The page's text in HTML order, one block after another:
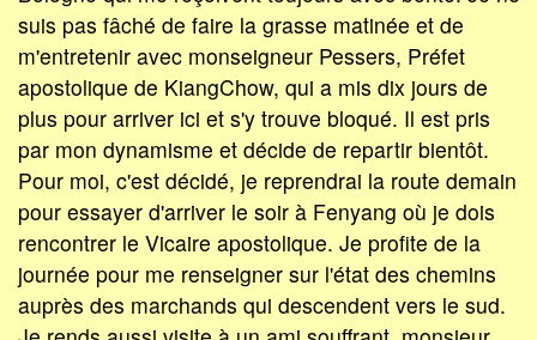
suis pas fâché de faire la grasse matinée et de
m'entretenir avec monseigneur Pessers, Préfet
apostolique de KiangChow, qui a mis dix jours de
plus pour arriver ici et s'y trouve bloqué. Il est pris
par mon dynamisme et décide de repartir bientôt.
Pour moi, c'est décidé, je reprendrai la route demain
pour essayer d'arriver le soir à Fenyang où je dois
rencontrer le Vicaire apostolique. Je profite de la
journée pour me renseigner sur l'état des chemins
auprès des marchands qui descendent vers le sud.